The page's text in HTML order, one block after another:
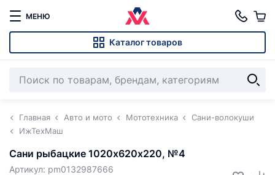
МЕНЮ
Каталог товаров
Главная Авто и мото Мототехника
Сани-волокуши
ИжТехМаш
Сани рыбацкие 1020х620х220, №4
Артикул: pm0132987666